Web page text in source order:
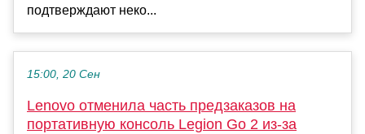
подтверждают неко...
15:00, 20 Сен
Lenovo отменила часть предзаказов на
портативную консоль Legion Go 2 из-за